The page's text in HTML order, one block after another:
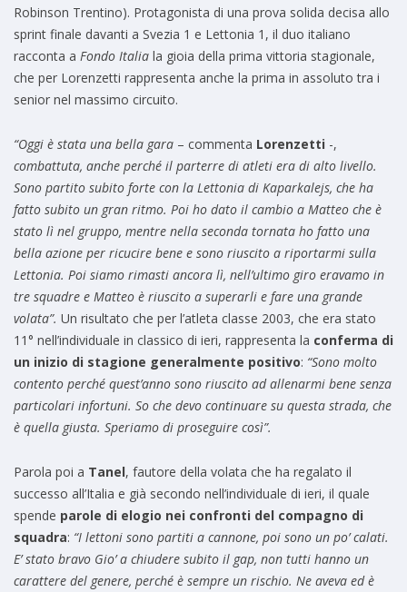
Robinson Trentino). Protagonista di una prova solida decisa allo
sprint finale davanti a Svezia 1 e Lettonia 1, il duo italiano
racconta a Fondo Italia la gioia della prima vittoria stagionale,
che per Lorenzetti rappresenta anche la prima in assoluto tra i
senior nel massimo circuito.
“Oggi è stata una bella gara – commenta Lorenzetti -,
combattuta, anche perché il parterre di atleti era di alto livello.
Sono partito subito forte con la Lettonia di Kaparkalejs, che ha
fatto subito un gran ritmo. Poi ho dato il cambio a Matteo che è
stato lì nel gruppo, mentre nella seconda tornata ho fatto una
bella azione per ricucire bene e sono riuscito a riportarmi sulla
Lettonia. Poi siamo rimasti ancora lì, nell’ultimo giro eravamo in
tre squadre e Matteo è riuscito a superarli e fare una grande
volata”. Un risultato che per l’atleta classe 2003, che era stato
11° nell’individuale in classico di ieri, rappresenta la conferma di
un inizio di stagione generalmente positivo: “Sono molto
contento perché quest’anno sono riuscito ad allenarmi bene senza
particolari infortuni. So che devo continuare su questa strada, che
è quella giusta. Speriamo di proseguire così”.
Parola poi a Tanel, fautore della volata che ha regalato il
successo all’Italia e già secondo nell’individuale di ieri, il quale
spende parole di elogio nei confronti del compagno di
squadra: “I lettoni sono partiti a cannone, poi sono un po’ calati.
E’ stato bravo Gio’ a chiudere subito il gap, non tutti hanno un
carattere del genere, perché è sempre un rischio. Ne aveva ed è